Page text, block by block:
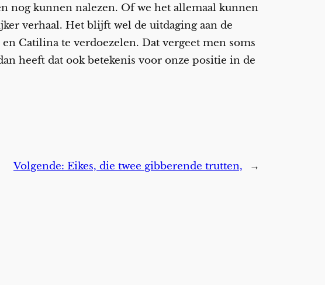
nog kunnen nalezen. Of we het allemaal kunnen
verhaal. Het blijft wel de uitdaging aan de
Catilina te verdoezelen. Dat vergeet men soms
heeft dat ook betekenis voor onze positie in de
Volgende: Eikes, die twee gibberende trutten, →